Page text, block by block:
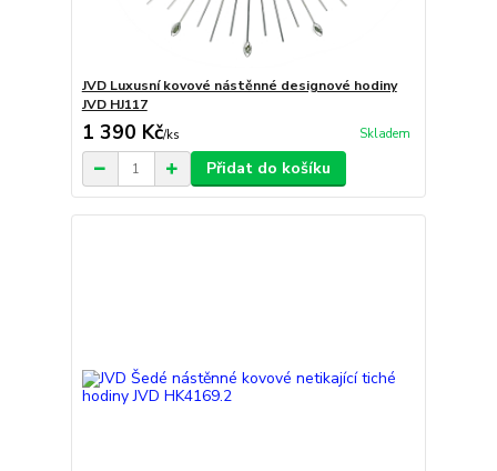
JVD Luxusní kovové nástěnné designové hodiny
JVD HJ117
1 390 Kč/ks Skladem
Přidat do košíku